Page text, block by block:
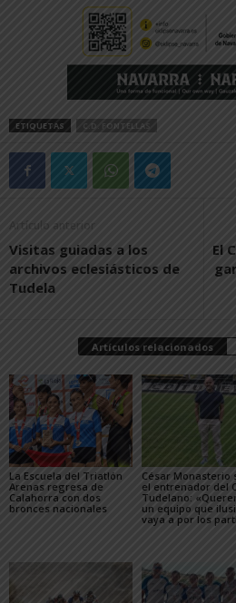
ETIQUETAS C.D. FONTELLAS
Artículo anterior
Visitas guiadas a los
archivos eclesiásticos de
Tudela
El
Artículos relacionados
La Escuela del Triatlón
Arenas regresa de
Calahorra con dos
bronces nacionales
César Monasterio
el entrenador del
Tudelano:
un equipo que
vaya a por los